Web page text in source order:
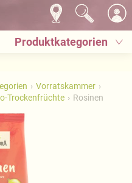
Produktkategorien
Vorratskammer
Trockenfrüchte Rosinen